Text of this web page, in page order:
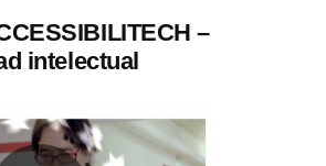
–
intelectual